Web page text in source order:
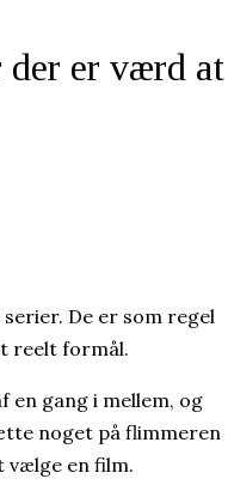
der er værd at
De er som regel
reelt formål.
en gang i mellem, og
noget på flimmeren
vælge en film.